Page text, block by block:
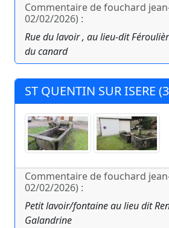
Commentaire de fouchard
02/02/2026) :
Rue du lavoir , au lieu-dit
du canard
ST QUENTIN SUR ISERE
Commentaire de fouchard
02/02/2026) :
Petit lavoir/fontaine au lieu dit
Galandrine